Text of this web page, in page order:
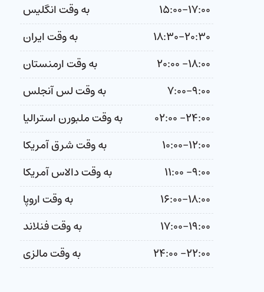
به وقت انگلیس
۱۵:۰۰-۱۷:۰۰
به وقت ایران
۱۸:۳۰-۲۰:۳۰
به وقت ارمنستان
۱۸:۰۰- ۲۰:۰۰
به وقت لس آنجلس
۷:۰۰-۹:۰۰
به وقت ملبورن استرالیا
۲۴:۰۰- ۰۲:۰۰
به وقت شرق آمریکا
۱۰:۰۰-۱۲:۰۰
به وقت دالاس آمریکا
۹:۰۰- ۱۱:۰۰
به وقت اروپا
۱۶:۰۰-۱۸:۰۰
به وقت فنلاند
۱۷:۰۰-۱۹:۰۰
به وقت مالزی
۲۲:۰۰- ۲۴:۰۰